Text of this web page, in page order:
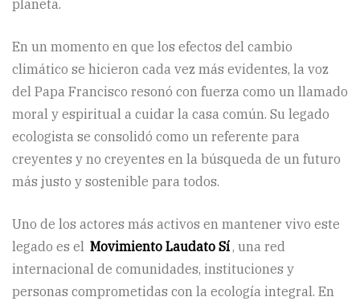
planeta.
En un momento en que los efectos del cambio
climático se hicieron cada vez más evidentes, la voz
del Papa Francisco resonó con fuerza como un llamado
moral y espiritual a cuidar la casa común. Su legado
ecologista se consolidó como un referente para
creyentes y no creyentes en la búsqueda de un futuro
más justo y sostenible para todos.
Uno de los actores más activos en mantener vivo este
legado es el Movimiento Laudato Sí, una red
internacional de comunidades, instituciones y
personas comprometidas con la ecología integral. En